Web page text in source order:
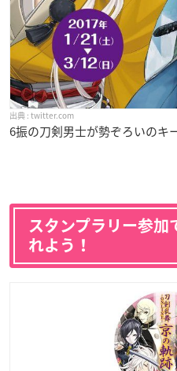
twitter.com
6振の刀剣男士が勢ぞろいのキ
スタンプラリー参加
れよう！